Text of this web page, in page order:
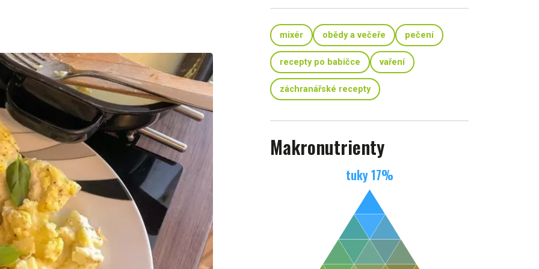
mixér obědy a večeře pečení
recepty po babičce vaření
záchranářské recepty
Makronutrienty
tuky17%